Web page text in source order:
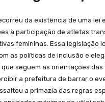
da existência de uma lei
à participação de atletas
femininas. Essa legislação
as políticas de inclusão e
que seguem as orientações
a prefeitura de barrar o
a primazia das regras